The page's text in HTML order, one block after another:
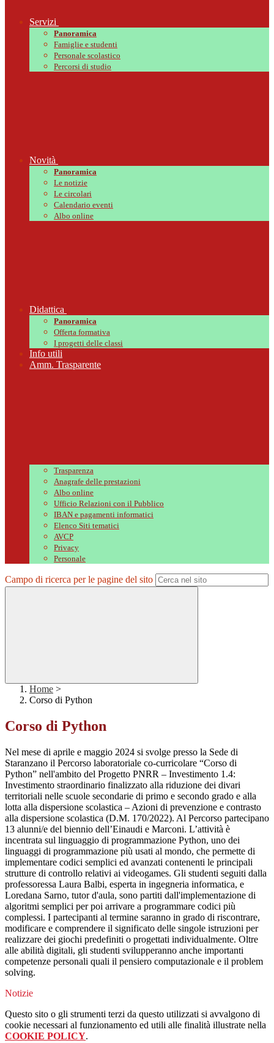
Servizi
Panoramica
Famiglie e studenti
Personale scolastico
Percorsi di studio
Novità
Panoramica
Le notizie
Le circolari
Calendario eventi
Albo online
Didattica
Panoramica
Offerta formativa
I progetti delle classi
Info utili
Amm. Trasparente
Trasparenza
Anagrafe delle prestazioni
Albo online
Ufficio Relazioni con il Pubblico
IBAN e pagamenti informatici
Elenco Siti tematici
AVCP
Privacy
Personale
Campo di ricerca per le pagine del sito
Home >
Corso di Python
Corso di Python
Nel mese di aprile e maggio 2024 si svolge presso la Sede di
Staranzano il Percorso laboratoriale co-curricolare “Corso di
Python” nell'ambito del Progetto PNRR – Investimento 1.4:
Investimento straordinario finalizzato alla riduzione dei divari
territoriali nelle scuole secondarie di primo e secondo grado e alla
lotta alla dispersione scolastica – Azioni di prevenzione e contrasto
alla dispersione scolastica (D.M. 170/2022). Al Percorso partecipano
13 alunni/e del biennio dell’Einaudi e Marconi. L’attività è
incentrata sul linguaggio di programmazione Python, uno dei
linguaggi di programmazione più usati al mondo, che permette di
implementare codici semplici ed avanzati contenenti le principali
strutture di controllo relativi ai videogames. Gli studenti seguiti dalla
professoressa Laura Balbi, esperta in ingegneria informatica, e
Loredana Sarno, tutor d'aula, sono partiti dall'implementazione di
algoritmi semplici per poi arrivare a programmare codici più
complessi. I partecipanti al termine saranno in grado di riscontrare,
modificare e comprendere il significato delle singole istruzioni per
realizzare dei giochi predefiniti o progettati individualmente. Oltre
alle abilità digitali, gli studenti svilupperanno anche importanti
competenze personali quali il pensiero computazionale e il problem
solving.
Notizie
Questo sito o gli strumenti terzi da questo utilizzati si avvalgono di
cookie necessari al funzionamento ed utili alle finalità illustrate nella
COOKIE POLICY.